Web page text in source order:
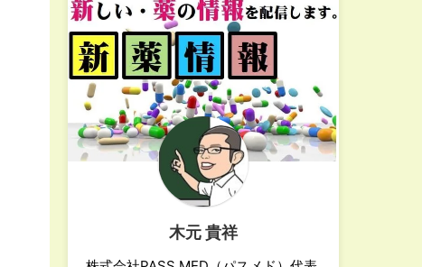
木元 貴祥